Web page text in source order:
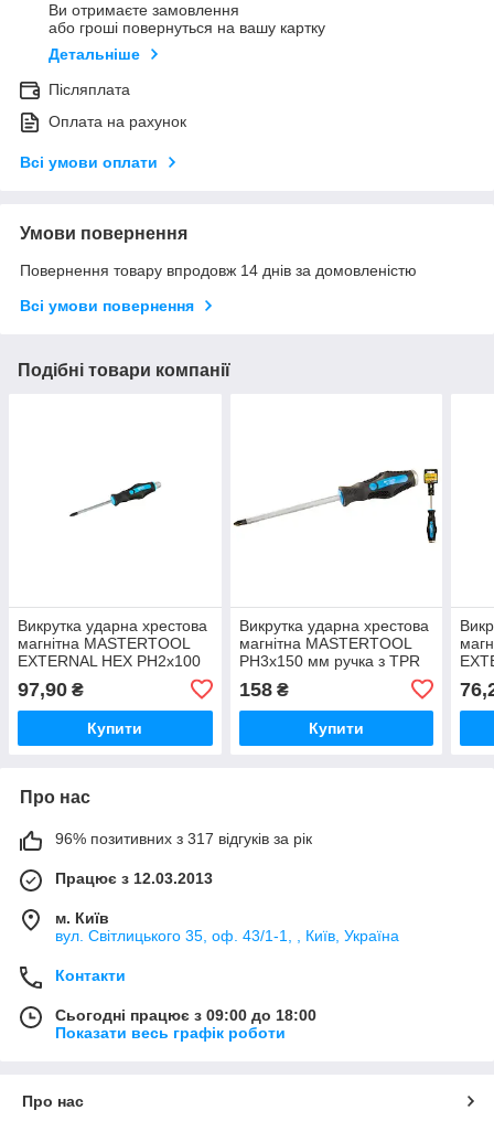
Ви отримаєте замовлення
або гроші повернуться на вашу картку
Детальніше
Післяплата
Оплата на рахунок
Всі умови оплати
Умови повернення
Повернення товару впродовж 14 днів за домовленістю
Всі умови повернення
Подібні товари компанії
Викрутка ударна хрестова
магнітна MASTERTOOL
EXTERNAL HEX PH2х100
мм ручка з TPR покриттям
97,90 ₴
Купити
Викрутка ударна хрестова
магнітна MASTERTOOL
PH3х150 мм ручка з TPR
158₴
Купити
Про нас
96% позитивних з 317 відгуків за рік
Працює з 12.03.2013
м. Київ
вул. Світлицького 35, оф. 43/1-1, , Київ, Україна
Контакти
Сьогодні працює з 09:00 до 18:00
Показати весь графік роботи
Про нас